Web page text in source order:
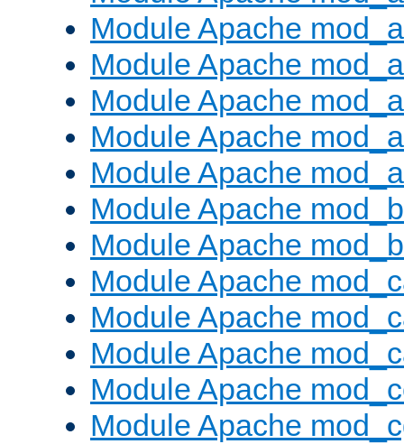
Module Apache
Module Apache
Module Apache
Module Apache
Module Apache
Module Apache
Module Apache
Module Apache
Module Apache
Module Apache
Module Apache
Module Apache